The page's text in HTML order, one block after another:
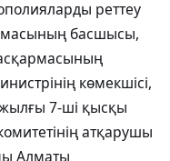
реттеу
басшысы,
көмекшісі,
7-ші қысқы
атқарушы
Алматы